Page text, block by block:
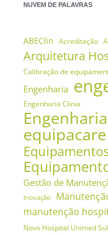
NUVEM DE PALAVRAS
ABEClin Acreditação
Arquitetura
Calibração de
Engenharia
Engenharia Clínia
equipacare
Gestão de
Inovação
manutenção
Novo Hospital Unimed